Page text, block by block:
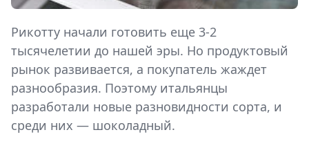
Рикотту начали готовить еще 3-2
тысячелетии до нашей эры. Но продуктовый
рынок развивается, а покупатель жаждет
разнообразия. Поэтому итальянцы
разработали новые разновидности сорта, и
среди них — шоколадный.